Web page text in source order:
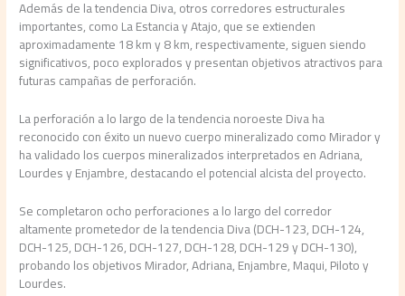
Además de la tendencia Diva, otros corredores estructurales
importantes, como La Estancia y Atajo, que se extienden
aproximadamente 18 km y 8 km, respectivamente, siguen siendo
significativos, poco explorados y presentan objetivos atractivos para
futuras campañas de perforación.
La perforación a lo largo de la tendencia noroeste Diva ha
reconocido con éxito un nuevo cuerpo mineralizado como Mirador y
ha validado los cuerpos mineralizados interpretados en Adriana,
Lourdes y Enjambre, destacando el potencial alcista del proyecto.
Se completaron ocho perforaciones a lo largo del corredor
altamente prometedor de la tendencia Diva (DCH-123, DCH-124,
DCH-125, DCH-126, DCH-127, DCH-128, DCH-129 y DCH-130),
probando los objetivos Mirador, Adriana, Enjambre, Maqui, Piloto y
Lourdes.